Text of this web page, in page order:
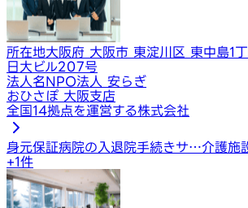
所在地大阪府 大阪市 東淀川区 東中島1
日大ビル207号
法人名NPO法人 安らぎ
おひさぽ 大阪支店
全国14拠点を運営する株式会社
身元保証病院の入退院手続きサ…介護施
+1件